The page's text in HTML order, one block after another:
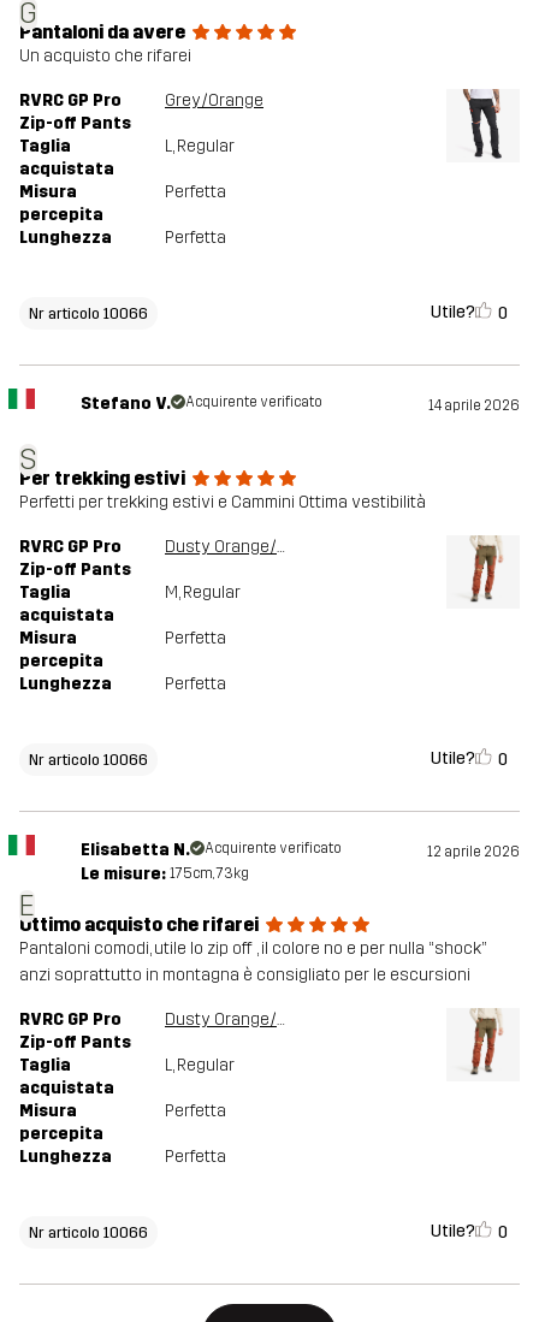
G
Pantaloni da avere
Un acquisto che rifarei
RVRC GP Pro
Zip-off Pants
Grey/Orange
Taglia
acquistata
L, Regular
Misura
percepita
Perfetta
Lunghezza Perfetta
Nr articolo 10066 Utile? 0
S
Stefano V. Acquirente verificato 14 aprile 2026
Per trekking estivi
Perfetti per trekking estivi e Cammini Ottima vestibilità
RVRC GP Pro
Zip-off Pants
Dusty Orange/Light MossGray
Taglia
acquistata
M, Regular
Misura
percepita
Perfetta
Lunghezza Perfetta
Nr articolo 10066 Utile? 0
E
Elisabetta N. Acquirente verificato 12 aprile 2026
Le misure: 175cm, 73kg
Ottimo acquisto che rifarei
Pantaloni comodi, utile lo zip off , il colore no e per nulla “shock”
anzi soprattutto in montagna è consigliato per le escursioni
RVRC GP Pro
Zip-off Pants
Dusty Orange/Light MossGray
Taglia
acquistata
L, Regular
Misura
percepita
Perfetta
Lunghezza Perfetta
Nr articolo 10066 Utile? 0